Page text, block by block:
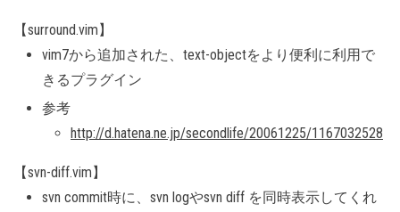
【surround.vim】
vim7から追加された、text-objectをより便利に利用で
きるプラグイン
参考
http://d.hatena.ne.jp/secondlife/20061225/1167032528
【svn-diff.vim】
svn commit時に、svn logやsvn diff を同時表示してくれ